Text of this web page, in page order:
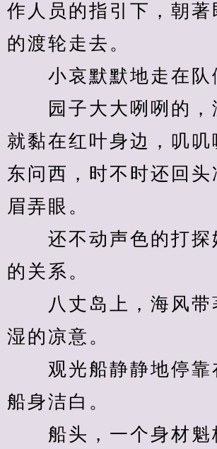
作人员的指引下，朝著
的渡轮走去。
小哀默默地走在队
园子大大咧咧的，
就黏在红叶身边，叽叽
东问西，时不时还回头
眉弄眼。
还不动声色的打探
的关系。
八丈岛上，海风带
湿的凉意。
观光船静静地停靠
船身洁白。
船头，一个身材魁